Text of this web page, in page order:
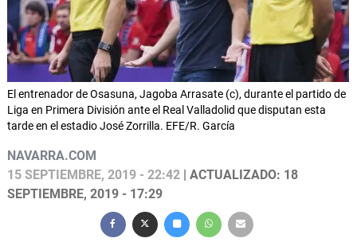
El entrenador de Osasuna, Jagoba Arrasate (c), durante el partido de
Liga en Primera División ante el Real Valladolid que disputan esta
tarde en el estadio José Zorrilla. EFE/R. García
NAVARRA.COM
15 SEPTIEMBRE, 2019 - 22:42 | ACTUALIZADO: 18
SEPTIEMBRE, 2019 - 17:29